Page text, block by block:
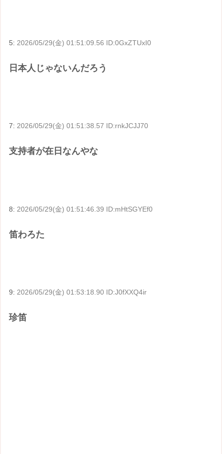
5: 2026/05/29(金) 01:51:09.56 ID:0GxZTUxI0
日本人じゃないんだろう
7:2026/05/29(金) 01:51:38.57 ID:rnkJCJJ70
支持者が在日なんやな
8: 2026/05/29(金) 01:51:46.39 ID:mHtSGYEf0
笛わろた
9: 2026/05/29(金) 01:53:18.90 ID:J0fXXQ4ir
珍笛